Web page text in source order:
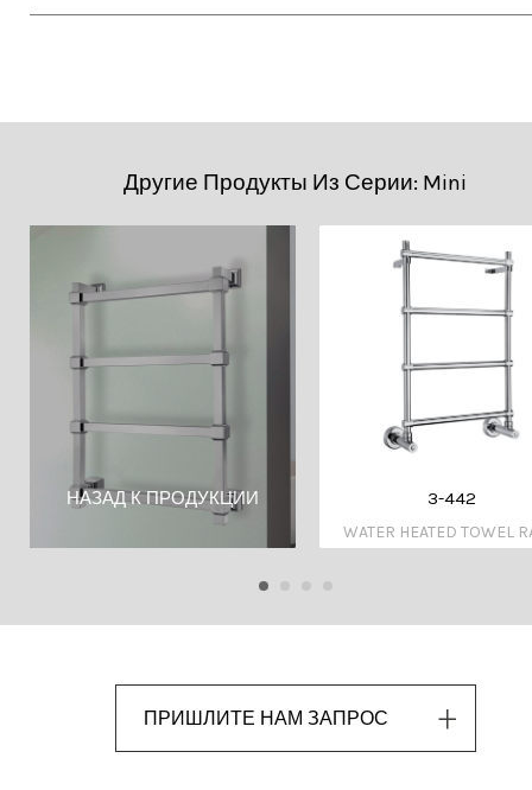
Другие Продукты Из Серии: Mini
НАЗАД К ПРОДУКЦИИ 3-442
WATER HEATED TOWEL
ПРИШЛИТЕ НАМ ЗАПРОС